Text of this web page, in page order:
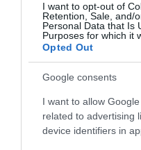
I want to opt-out of
Retention, Sale, and/
Personal Data that Is
Purposes for which it
Opted Out
Google consents
I want to allow
related to advertising
device identifiers in
ZaključakLijena pita sa
želite pripremiti nešto
tijesta i komplikovanih
mekano i mirisno jelo koje će